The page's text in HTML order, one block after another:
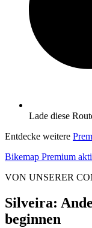
Lade diese
Entdecke weitere
Bikemap Premium
VON UNSERER
Silveira:
beginnen